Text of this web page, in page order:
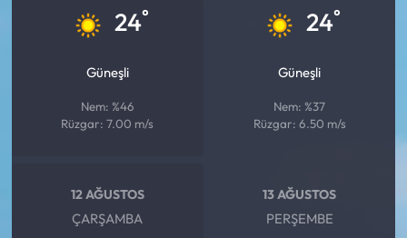
24°
Güneşli
Nem: %46
Rüzgar: 7.00 m/s
24°
Güneşli
Nem: %37
Rüzgar: 6.50 m/s
12 AĞUSTOS
ÇARŞAMBA
13 AĞUSTOS
PERŞEMBE